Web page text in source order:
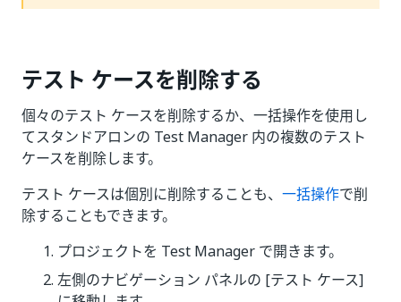
テスト ケースを削除する
個々のテスト ケースを削除するか、一括操作を使用し
てスタンドアロンの Test Manager 内の複数のテスト
ケースを削除します。
テスト ケースは個別に削除することも、 一括操作で削
除することもできます。
プロジェクトを Test Manager で開きます。
左側のナビゲーション パネルの [テスト ケース]